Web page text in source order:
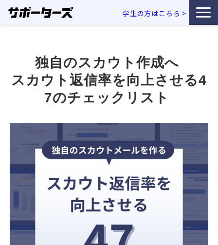
学生の方はこちら >
サービス一覧
利用企業事例
お役立ち資料
エンジニア採用コラム
セミナー・イベント
独自のスカウト作成へ
スカウト返信率を向上させる4
7のチェックリスト